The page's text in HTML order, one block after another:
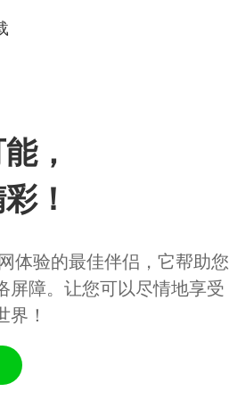
，
！
体验的最佳伴侣，它帮助您
屏障。让您可以尽情地享受
！